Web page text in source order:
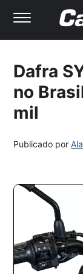
Dafra
no
mil
Publicado por